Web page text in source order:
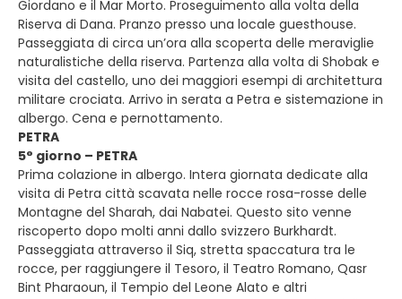
Giordano e il Mar Morto. Proseguimento alla volta della
Riserva di Dana. Pranzo presso una locale guesthouse.
Passeggiata di circa un’ora alla scoperta delle meraviglie
naturalistiche della riserva. Partenza alla volta di Shobak e
visita del castello, uno dei maggiori esempi di architettura
militare crociata. Arrivo in serata a Petra e sistemazione in
albergo. Cena e pernottamento.
PETRA
5° giorno – PETRA
Prima colazione in albergo. Intera giornata dedicate alla
visita di Petra città scavata nelle rocce rosa-rosse delle
Montagne del Sharah, dai Nabatei. Questo sito venne
riscoperto dopo molti anni dallo svizzero Burkhardt.
Passeggiata attraverso il Siq, stretta spaccatura tra le
rocce, per raggiungere il Tesoro, il Teatro Romano, Qasr
Bint Pharaoun, il Tempio del Leone Alato e altri